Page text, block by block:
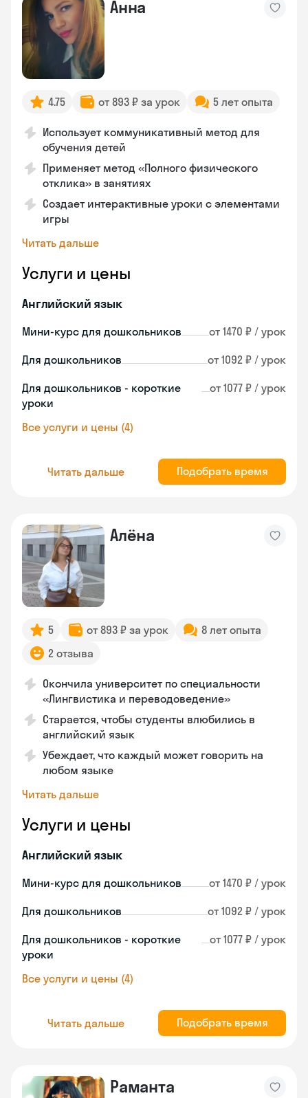
Анна
4.75 от 893 ₽ за урок 5 лет опыта
Использует коммуникативный метод для
обучения детей
Применяет метод «Полного физического
отклика» в занятиях
Создает интерактивные уроки с элементами
игры
Читать дальше
Услуги и цены
Английский язык
Мини-курс для дошкольников от 1470 ₽ / урок
Для дошкольников от 1092 ₽ / урок
Для дошкольников - короткие
уроки
от 1077 ₽ / урок
Все услуги и цены (4)
Читать дальше Подобрать время
Алёна
5 от 893 ₽ за урок
8 лет опыта
2 отзыва
Окончила университет по специальности
«Лингвистика и переводоведение»
Старается, чтобы студенты влюбились в
английский язык
Убеждает, что каждый может говорить на
любом языке
Читать дальше
Услуги и цены
Английский язык
Мини-курс для дошкольников от 1470 ₽ / урок
Для дошкольников от 1092 ₽ / урок
Для дошкольников - короткие
уроки
от 1077 ₽ / урок
Все услуги и цены (4)
Читать дальше Подобрать время
Раманта